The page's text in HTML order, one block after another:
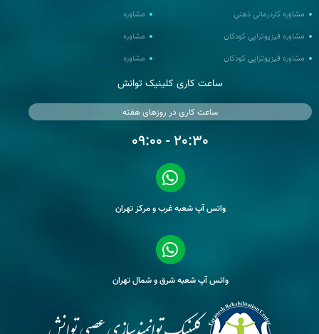
مشاوره کاردرمانی ذهنی
مشاوره فیزیوتراپی کودکان
مشاوره فیزیوتراپی کودکان
مشاوره
مشاوره
مشاوره
ساعت کاری کلینیک توانش
ساعت کاری در روزهای هفته
20:30 - 09:00
واتس آپ شعبه غرب و مرکز تهران
واتس آپ شعبه شرق و شمال تهران